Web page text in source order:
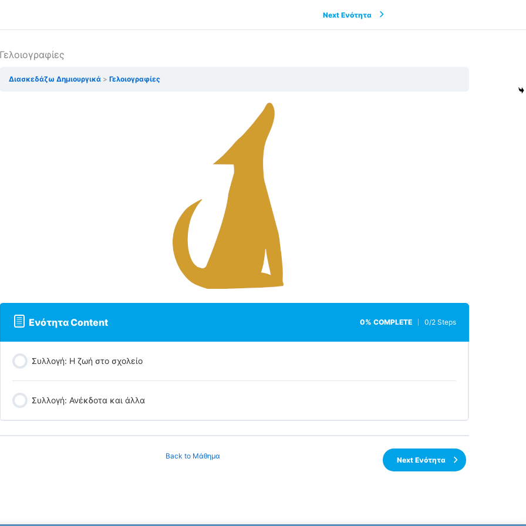
Next Ενότητα
Γελοιογραφίες
Διασκεδάζω Δημιουργικά Γελοιογραφίες
Ενότητα Content 0% COMPLETE 0/2 Steps
Συλλογή: Η ζωή στο σχολείο
Συλλογή: Ανέκδοτα και άλλα
Back to Μάθημα Next Ενότητα